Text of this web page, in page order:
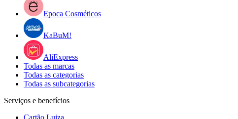
Epoca Cosméticos
KaBuM!
AliExpress
Todas as marcas
Todas as categorias
Todas as subcategorias
Serviços e benefícios
Cartão Luiza